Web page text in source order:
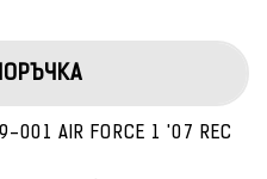
AIR FORCE 1 '07 REC